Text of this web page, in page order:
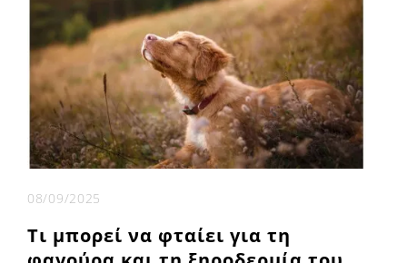
08/09/2025
Τι μπορεί να φταίει για τη